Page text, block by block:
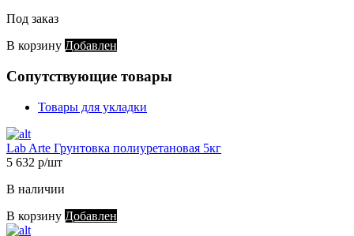
Под заказ
В корзину Добавлен
Сопутствующие товары
Товары для укладки
Lab Arte Грунтовка полиуретановая 5кг
5 632 р/шт
В наличии
В корзину Добавлен